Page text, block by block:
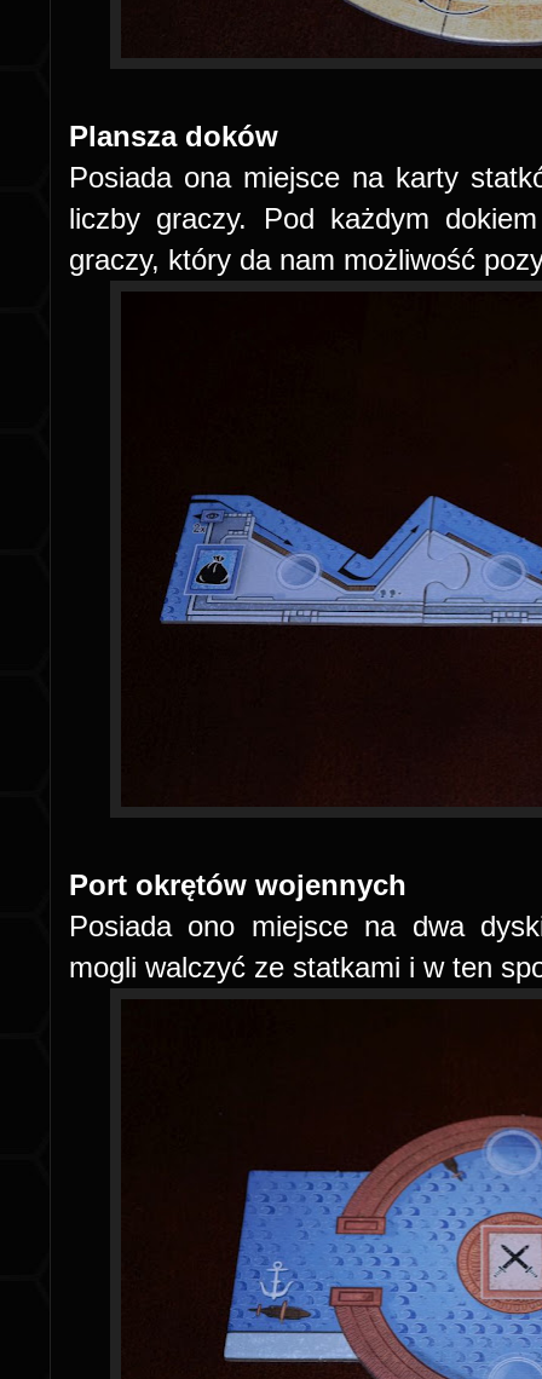
Plansza doków
Posiada ona miejsce na karty
liczby graczy. Pod każdym
graczy, który da nam możliwość
Port okrętów wojennych
Posiada ono miejsce na dwa
mogli walczyć ze statkami i w ten